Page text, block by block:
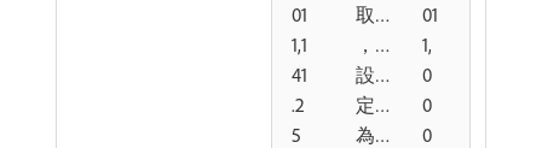
01
1,1
41
.2
5
取
，
設
定
為
01
1,
0
0
0